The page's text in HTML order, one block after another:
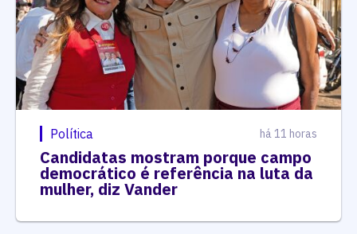
Política há 11 horas
Candidatas mostram porque campo
democrático é referência na luta da
mulher, diz Vander